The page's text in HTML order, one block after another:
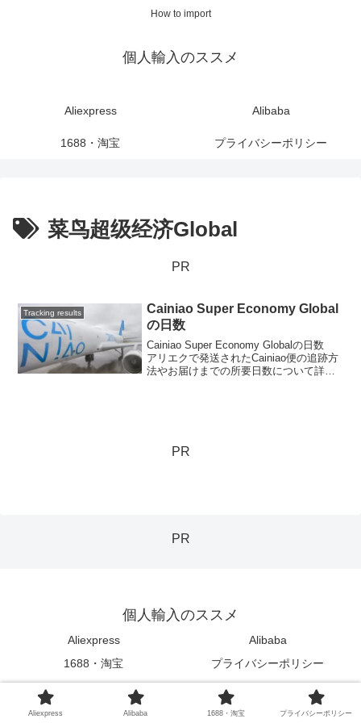
How to import
個人輸入のススメ
Aliexpress Alibaba
1688・淘宝 プライバシーポリシー
菜鸟超级经济Global
PR
Tracking results
Cainiao Super Economy Global
の日数
Cainiao Super Economy Globalの日数
アリエクで発送されたCainiao便の追跡方
法やお届けまでの所要日数について詳し
PR
PR
個人輸入のススメ
Aliexpress
Alibaba
1688・淘宝
プライバシーポリシー
© 2020-2026 個人輸入のススメ.
Aliexpress Alibaba 1688・淘宝 プライバシーポリシー